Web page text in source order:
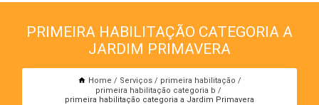
PRIMEIRA HABILITAÇÃO CATEGORIA A
JARDIM PRIMAVERA
Home Serviços
primeira habilitação
primeira habilitação categoria b
primeira habilitação categoria a Jardim Primavera